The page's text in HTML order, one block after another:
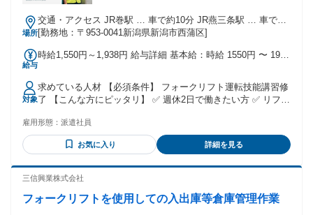
場所
交通・アクセス JR巻駅 … 車で約10分 JR燕三条駅 … 車で約
30分 JR寺尾駅 … 車で約30分
[勤務地：〒953-0041新潟県新潟市西蒲区]
給与
時給1,550円～1,938円 給与詳細 基本給：時給 1550円 〜 1938
対象
求めている人材 【必須条件】 フォークリフト運転技能講習修
了 【こんな方にピッタリ】 ✅ 週休2日で働きたい方 ✅ リフト
く働きたい方 経歴や学歴は問いません。異業種からの転職、
ブランクからの復帰も歓迎しています。 「まずは話を聞いて
みたい」という段階でのご応募もお待ちしています。
雇用形態： 派遣社員
お気に入り 詳細を見る
三信興業株式会社
フォークリフトを使用しての入出庫等倉庫管理作業